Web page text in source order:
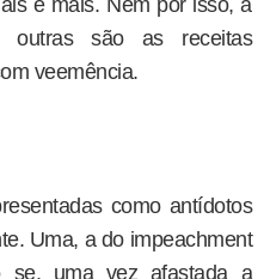
e mais. Nem por isso, a
outras são as receitas
veemência.
como antídotos
Uma, a do impeachment
se, uma vez afastada a